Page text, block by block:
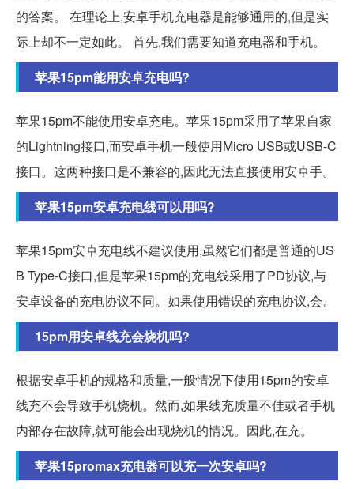
的答案。 在理论上,安卓手机充电器是能够通用的,但是实
际上却不一定如此。 首先,我们需要知道充电器和手机。
苹果15pm能用安卓充电吗?
苹果15pm不能使用安卓充电。苹果15pm采用了苹果自家
的Lightning接口,而安卓手机一般使用Micro USB或USB-C
接口。这两种接口是不兼容的,因此无法直接使用安卓手。
苹果15pm安卓充电线可以用吗?
苹果15pm安卓充电线不建议使用,虽然它们都是普通的US
B Type-C接口,但是苹果15pm的充电线采用了PD协议,与
安卓设备的充电协议不同。如果使用错误的充电协议,会。
15pm用安卓线充会烧机吗?
根据安卓手机的规格和质量,一般情况下使用15pm的安卓
线充不会导致手机烧机。然而,如果线充质量不佳或者手机
内部存在故障,就可能会出现烧机的情况。因此,在充。
苹果15promax充电器可以充一次安卓吗?